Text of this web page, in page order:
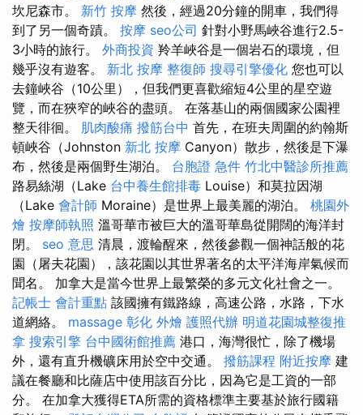
坎尼森市。 新竹 按摩 然後，經過20分鐘的開車，我們得
到了另一個奇蹟。 按摩 seo公司 針對小野馬峽谷進行2.5-
3小時的旅行。 外商投資 羚羊峽谷是一個岩石的環境，但
幾乎沒有遊客。 新北 按摩 整復師 搜尋引擎優化 您也可以
去鐘峽谷（10公里），但我們更喜歡縮短4公里的星空遊
覽，而在狹窄的峽谷的盡頭。 在落基山的兩個國家公園裡
整天徘徊。 肌肉酸痛 撥筋台中 首先，在班夫周圍的約翰斯
頓峽谷（Johnston 新北 按摩 Canyon）散步，然後是下瀑
布，然後是兩個野生湖泊。 台胞證 急件 竹北中醫診所推薦
路易絲湖（Lake 台中養生館排毒 Louise）和莫拉因湖
（Lake 會計師 Moraine）是世界上最美麗的湖泊。 桃園外
燴 按摩師執照 溫哥華市被巨大的溫哥華島從開闊的海洋封
閉。 seo 意思 清晨，渡輪醒來，然後參觀一個神話般的花
園（屠夫花園），該花園以其世界著名的太平洋海岸氣候而
聞名。 加拿大是當今世界上最繁榮的多元文化社會之一。
記帳士 會計重點 該國擁有鐵路線，高速公路，水路，下水
道網絡。 massage 彰化 外燴 護照代辦 明道花園城整復推
拿 搜索引擎 台中國術館推薦 港口，海灣很忙，除了機場
外，還有直升機礦床用於空中交通。 撥筋課程 附近按摩 建
議在餐廳和比薩店中使用該百分比，因為它是工資的一部
分。 在加拿大獲得ETA所需的資格標準主要基於旅行國籍